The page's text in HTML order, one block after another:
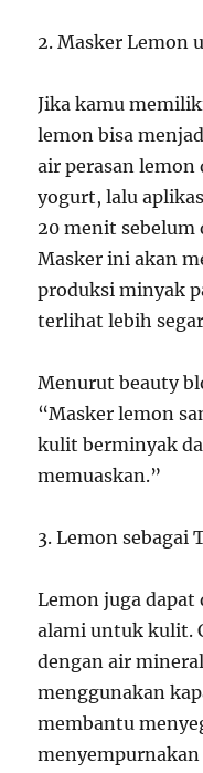
2. Masker Lemon
Jika kamu
lemon bisa
air perasan lemon
yogurt, lalu
20 menit sebelum
Masker ini akan
produksi minyak
terlihat lebih
Menurut beauty
“Masker lemon
kulit berminyak
memuaskan.”
3. Lemon sebagai
Lemon juga
alami untuk kulit.
dengan air
menggunakan
membantu